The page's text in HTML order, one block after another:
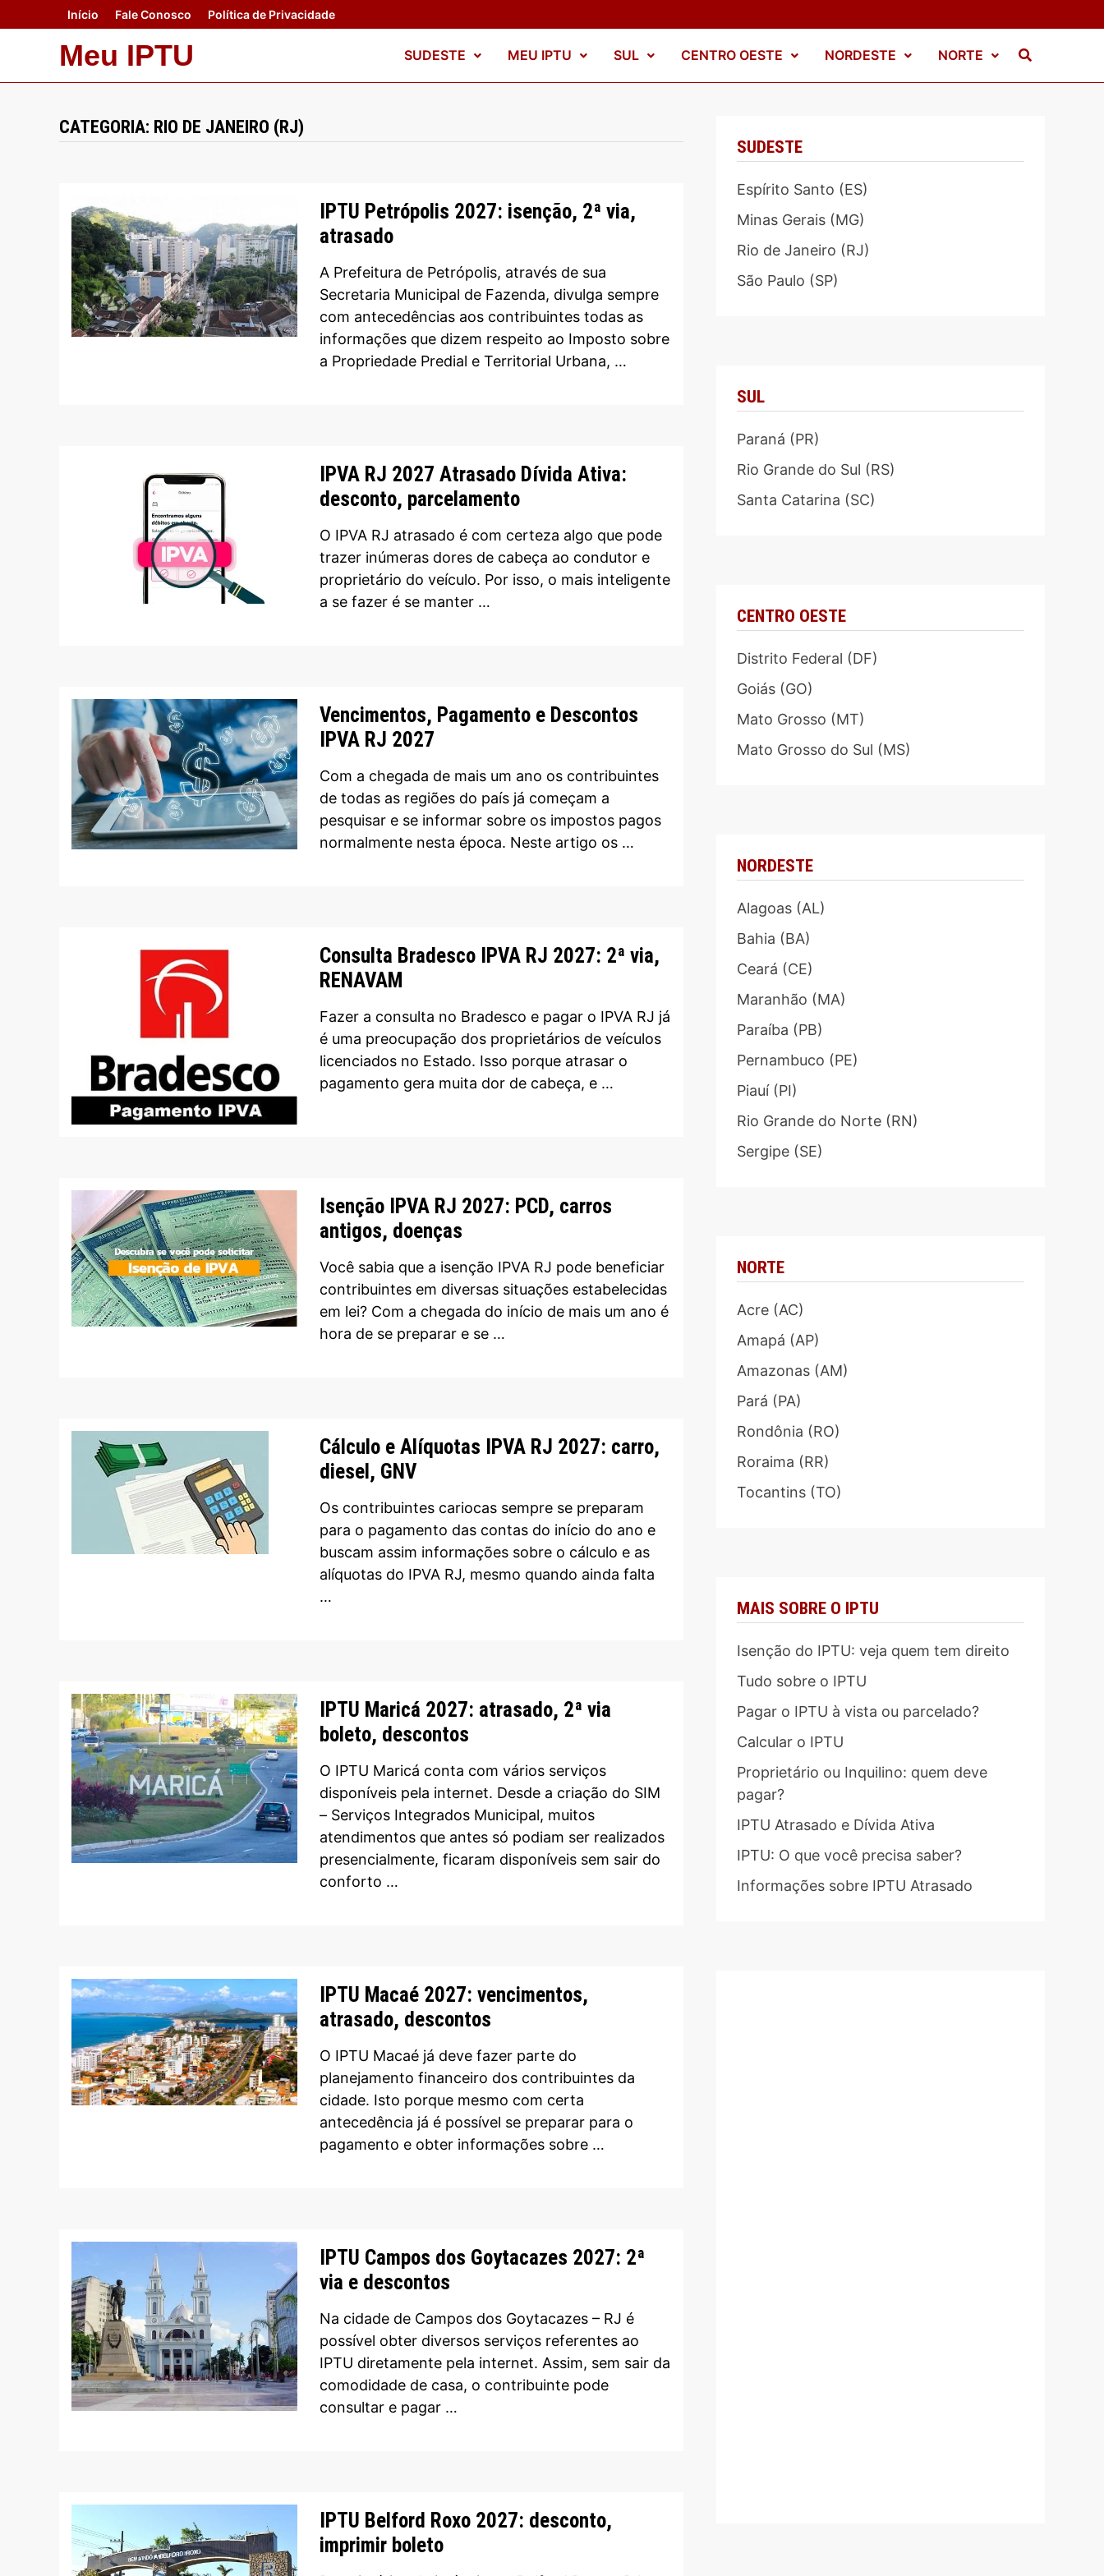
to
Início Fale Conosco Política de Privacidade
Meu IPTU SUDESTE MEU IPTU SUL CENTRO OESTE NORDESTE NORTE
CATEGORIA: RIO DE JANEIRO (RJ)
IPTU Petrópolis 2027: isenção, 2ª via,
atrasado
A Prefeitura de Petrópolis, através de sua
Secretaria Municipal de Fazenda, divulga sempre
com antecedências aos contribuintes todas as
informações que dizem respeito ao Imposto sobre
a Propriedade Predial e Territorial Urbana, …
IPVA RJ 2027 Atrasado Dívida Ativa:
desconto, parcelamento
O IPVA RJ atrasado é com certeza algo que pode
trazer inúmeras dores de cabeça ao condutor e
proprietário do veículo. Por isso, o mais inteligente
a se fazer é se manter …
Vencimentos, Pagamento e Descontos
IPVA RJ 2027
Com a chegada de mais um ano os contribuintes
de todas as regiões do país já começam a
pesquisar e se informar sobre os impostos pagos
normalmente nesta época. Neste artigo os …
Consulta Bradesco IPVA RJ 2027: 2ª via,
RENAVAM
Fazer a consulta no Bradesco e pagar o IPVA RJ já
é uma preocupação dos proprietários de veículos
licenciados no Estado. Isso porque atrasar o
pagamento gera muita dor de cabeça, e …
Isenção IPVA RJ 2027: PCD, carros
antigos, doenças
Você sabia que a isenção IPVA RJ pode beneficiar
contribuintes em diversas situações estabelecidas
em lei? Com a chegada do início de mais um ano é
hora de se preparar e se …
Cálculo e Alíquotas IPVA RJ 2027: carro,
diesel, GNV
Os contribuintes cariocas sempre se preparam
para o pagamento das contas do início do ano e
buscam assim informações sobre o cálculo e as
alíquotas do IPVA RJ, mesmo quando ainda falta
…
IPTU Maricá 2027: atrasado, 2ª via
boleto, descontos
O IPTU Maricá conta com vários serviços
disponíveis pela internet. Desde a criação do SIM
– Serviços Integrados Municipal, muitos
atendimentos que antes só podiam ser realizados
presencialmente, ficaram disponíveis sem sair do
conforto …
IPTU Macaé 2027: vencimentos,
atrasado, descontos
O IPTU Macaé já deve fazer parte do
planejamento financeiro dos contribuintes da
cidade. Isto porque mesmo com certa
antecedência já é possível se preparar para o
pagamento e obter informações sobre …
IPTU Campos dos Goytacazes 2027: 2ª
via e descontos
Na cidade de Campos dos Goytacazes – RJ é
possível obter diversos serviços referentes ao
IPTU diretamente pela internet. Assim, sem sair da
comodidade de casa, o contribuinte pode
consultar e pagar …
IPTU Belford Roxo 2027: desconto,
imprimir boleto
SUDESTE
Espírito Santo (ES)
Minas Gerais (MG)
Rio de Janeiro (RJ)
São Paulo (SP)
SUL
Paraná (PR)
Rio Grande do Sul (RS)
Santa Catarina (SC)
CENTRO OESTE
Distrito Federal (DF)
Goiás (GO)
Mato Grosso (MT)
Mato Grosso do Sul (MS)
NORDESTE
Alagoas (AL)
Bahia (BA)
Ceará (CE)
Maranhão (MA)
Paraíba (PB)
Pernambuco (PE)
Piauí (PI)
Rio Grande do Norte (RN)
Sergipe (SE)
NORTE
Acre (AC)
Amapá (AP)
Amazonas (AM)
Pará (PA)
Rondônia (RO)
Roraima (RR)
Tocantins (TO)
MAIS SOBRE O IPTU
Isenção do IPTU: veja quem tem direito
Tudo sobre o IPTU
Pagar o IPTU à vista ou parcelado?
Calcular o IPTU
Proprietário ou Inquilino: quem deve
pagar?
IPTU Atrasado e Dívida Ativa
IPTU: O que você precisa saber?
Informações sobre IPTU Atrasado